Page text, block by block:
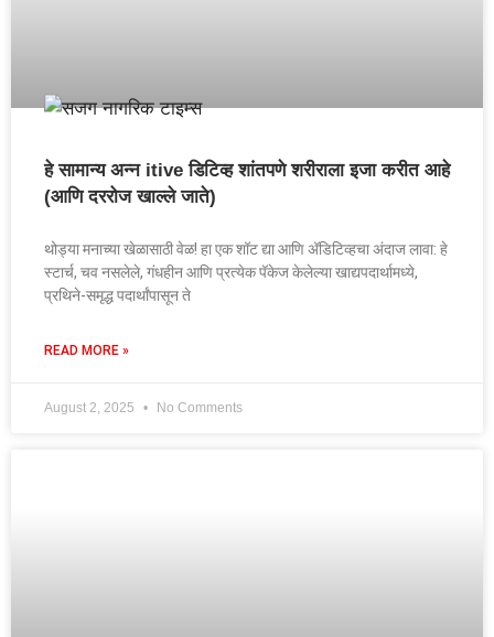
हे सामान्य अन्न itive डिटिव्ह शांतपणे शरीराला इजा करीत आहे
(आणि दररोज खाल्ले जाते)
थोड्या मनाच्या खेळासाठी वेळ! हा एक शॉट द्या आणि अ‍ॅडिटिव्हचा अंदाज लावा: हे
स्टार्च, चव नसलेले, गंधहीन आणि प्रत्येक पॅकेज केलेल्या खाद्यपदार्थामध्ये,
प्रथिने-समृद्ध पदार्थांपासून ते
READ MORE »
August 2, 2025 No Comments